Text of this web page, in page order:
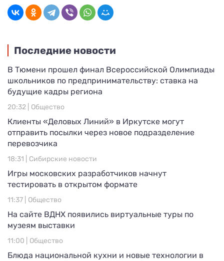
Последние новости
В Тюмени прошел финал Всероссийской Олимпиады
школьников по предпринимательству: ставка на
будущие кадры региона
20:32 | Общество
Клиенты «Деловых Линий» в Иркутске могут
отправить посылки через новое подразделение
перевозчика
18:31 | Сибирские новости
Игры московских разработчиков начнут
тестировать в открытом формате
11:37 | Общество
На сайте ВДНХ появились виртуальные туры по
музеям выставки
11:00 | Общество
Блюда национальной кухни и новые технологии в